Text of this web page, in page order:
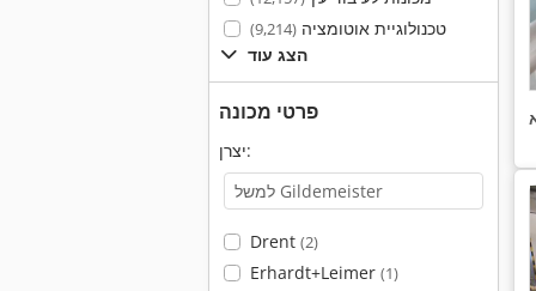
טכנולוגיית אוטומציה(9,214)
הצג עוד
פרטי מכונה
יצרן:
Drent (2)
Erhardt+Leimer (1)